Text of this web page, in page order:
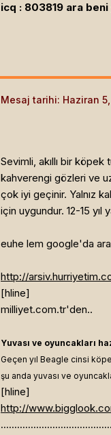
icq : 803819 ara
Mesaj tarihi: Haziran
Sevimli, akıllı bir
kahverengi gözleri ve
çok iyi geçinir. Yalnız
için uygundur. 12-15 yıl
euhe lem google'da
http://
[hline]
milliyet.com.tr'den..
Yuvası ve oyuncakları
Geçen yıl Beagle cinsi
şu anda yuvası ve
[hline]
http://